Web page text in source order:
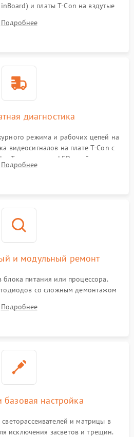
и платы T-Con на вздутые
и целостности шлейфов.
Подробнее
диагностика
режима и рабочих цепей на
видеосигналов на плате T-Con с
Тестирование LED-драйвера и
подсветки мультиметром.
Подробнее
и модульный ремонт
блока питания или процессора.
со сложным демонтажом
поврежденных дорожек,
памяти EEPROM
Подробнее
базовая настройка
и матрицы в
исключения засветов и трещин.